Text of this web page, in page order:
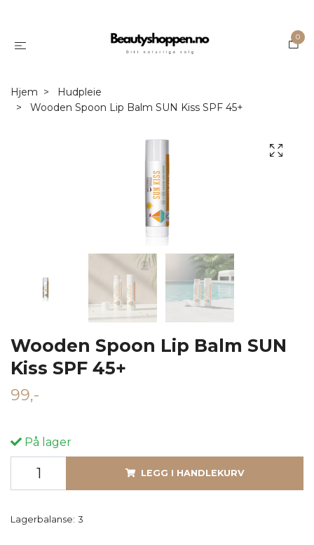
0
Hjem
Hudpleie
Wooden Spoon Lip Balm SUN Kiss SPF 45+
Wooden Spoon Lip Balm SUN
Kiss SPF 45+
99,-
På lager
LEGG I HANDLEKURV
Lagerbalanse: 3